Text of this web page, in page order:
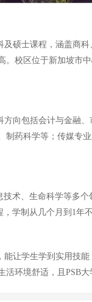
硕士课程，涵盖商
校区位于新加坡
向包括会计与金融
药科学等；传媒专
术、生命科学等多
学制从几个月到1年
让学生学到实用技
环境舒适，且PSB